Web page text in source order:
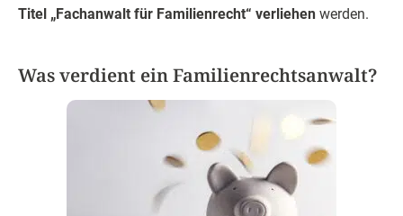
Titel „Fachanwalt für Familienrecht“ verliehen werden.
Was verdient ein Familienrechtsanwalt?